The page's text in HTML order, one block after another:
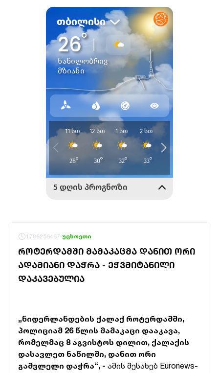
1786256467 უცხოეთი
ᲠᲝᲢᲔᲠᲓᲐᲛᲨᲘ ᲛᲐᲛᲐᲙᲐᲪᲛᲐ ᲓᲐᲜᲘᲗ ᲝᲠᲘ
ᲐᲓᲐᲛᲘᲐᲜᲘ ᲓᲐᲭᲠᲐ - ᲔᲭᲕᲛᲘᲢᲐᲜᲘᲚᲘ
ᲓᲐᲙᲐᲕᲔᲑᲣᲚᲘᲐ
„ნიდერლანდების ქალაქ როტერდამში,
პოლიციამ 26 წლის მამაკაცი დააკავა,
რომელმაც 8 აგვისტოს დილით, ქალაქის
დასავლეთ ნაწილში, დანით ორი
გამვლელი დაჭრა“, - ამის შესახებ Euronews-